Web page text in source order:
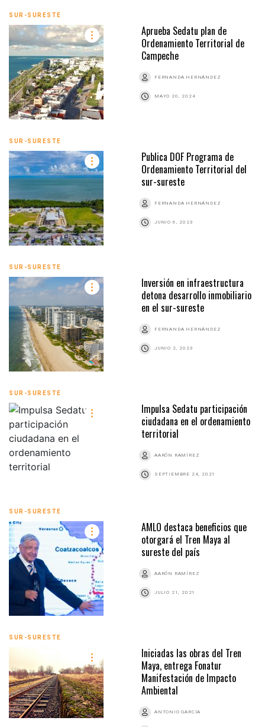
SUR-SURESTE
Aprueba Sedatu plan de
Ordenamiento Territorial de
Campeche
FERNANDA HERNÁNDEZ
MAYO 20, 2024
SUR-SURESTE
Publica DOF Programa de
Ordenamiento Territorial del
sur-sureste
FERNANDA HERNÁNDEZ
JUNIO 6, 2023
SUR-SURESTE
Inversión en infraestructura
detona desarrollo inmobiliario
en el sur-sureste
FERNANDA HERNÁNDEZ
JUNIO 2, 2023
SUR-SURESTE
Impulsa Sedatu participación
ciudadana en el ordenamiento
territorial
AARÓN RAMÍREZ
SEPTIEMBRE 24, 2021
SUR-SURESTE
AMLO destaca beneficios que
otorgará el Tren Maya al
sureste del país
AARÓN RAMÍREZ
JULIO 21, 2021
SUR-SURESTE
Iniciadas las obras del Tren
Maya, entrega Fonatur
Manifestación de Impacto
Ambiental
ANTONIO GARCÍA